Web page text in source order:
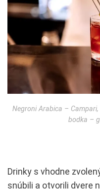
Negroni Arabica –
bodka –
Drinky s vhodne
snúbili a otvorili dvere